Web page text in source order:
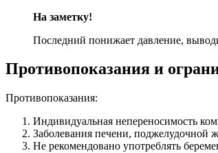
На заметку!
Последний понижает давление,
Противопоказания и
Противопоказания:
Индивидуальная непереносимость
Заболевания печени, поджелудочной
Не рекомендовано употреблять